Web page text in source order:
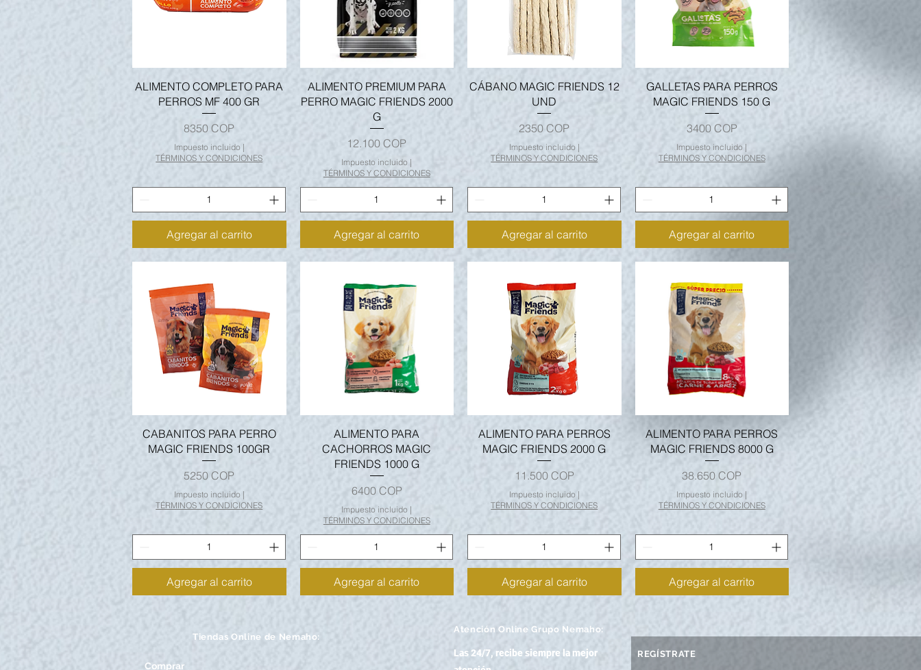
Vista rápida
ALIMENTO COMPLETO PARA
PERROS MF 400 GR
Precio
8350 COP
Impuesto incluido |
TÉRMINOS Y CONDICIONES
Agregar al carrito
Vista rápida
ALIMENTO PREMIUM PARA
PERRO MAGIC FRIENDS 2000
G
Precio
12.100 COP
Impuesto incluido |
TÉRMINOS Y CONDICIONES
Agregar al carrito
Vista rápida
CÁBANO MAGIC FRIENDS 12
UND
Precio
2350 COP
Impuesto incluido|
TÉRMINOS Y CONDICIONES
Agregar al carrito
Vista rápida
GALLETAS PARA PERROS
MAGIC FRIENDS 150 G
Precio
3400 COP
Impuesto incluido |
TÉRMINOS Y CONDICIONES
Agregar al carrito
Vista rápida
CABANITOS PARA PERRO
MAGIC FRIENDS 100GR
Precio
5250 COP
Impuesto incluido |
TÉRMINOS Y CONDICIONES
Agregar al carrito
Vista rápida
ALIMENTO PARA
CACHORROS MAGIC
FRIENDS 1000 G
Precio
6400 COP
Impuesto incluido |
TÉRMINOS Y CONDICIONES
Agregar al carrito
Vista rápida
ALIMENTO PARA PERROS
MAGIC FRIENDS 2000 G
Precio
11.500 COP
Impuesto incluido |
TÉRMINOS Y CONDICIONES
Agregar al carrito
Vista rápida
ALIMENTO PARA PERROS
MAGIC FRIENDS 8000 G
Precio
38.650 COP
Impuesto incluido |
TÉRMINOS Y CONDICIONES
Agregar al carrito
Tiendas Online de Nemaho:
Comprar
Atención Online Grupo Nemaho:
Las 24/7, recibe siempre la mejor
REGÍSTRATE